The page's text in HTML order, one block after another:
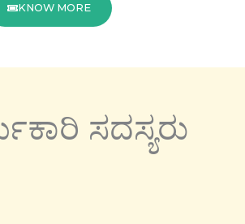
KNOW MORE
ಸದಸ್ಯರು